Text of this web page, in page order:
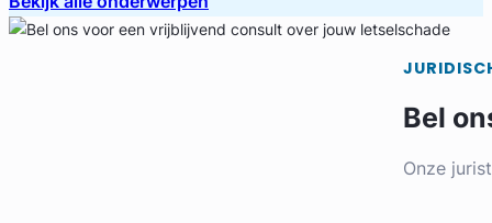
Bel
Onze